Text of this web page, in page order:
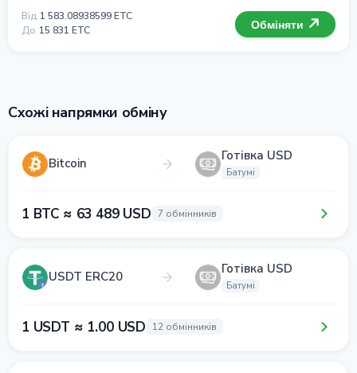
Від 1 583.08938599 ETC
До 15 831 ETC Обміняти
Схожі напрямки обміну
Bitcoin Готівка USD
Батумі
1 BTC ≈ 63 489 USD 7 обмінників
USDT ERC20 Готівка USD
Батумі
1 USDT ≈ 1.00 USD 12 обмінників